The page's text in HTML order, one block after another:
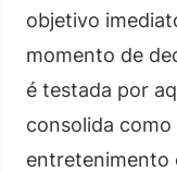
objetivo
momento de
é testada por
consolida como
entretenimento